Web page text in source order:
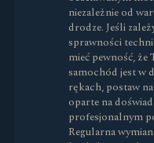
niezależnie od
drodze. Jeśli
sprawności
mieć pewność, że
samochód jest w
rękach, postaw
oparte na
profesjonalnym
Regularna